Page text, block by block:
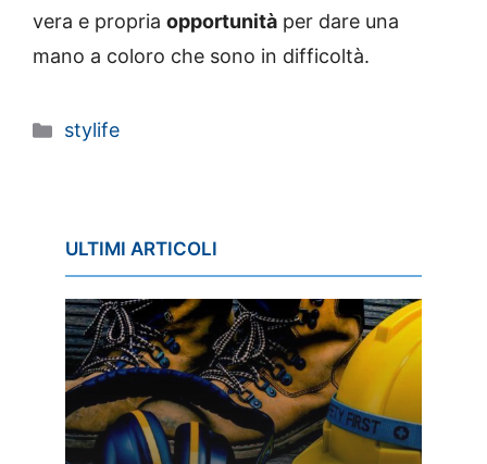
vera e propria opportunità per dare una
mano a coloro che sono in difficoltà.
Categorie
stylife
ULTIMI ARTICOLI